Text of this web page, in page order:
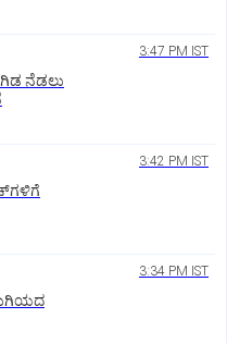
3:47 PM IST
ಗಿಡ ನೆಡಲು
3:42 PM IST
3:34 PM IST